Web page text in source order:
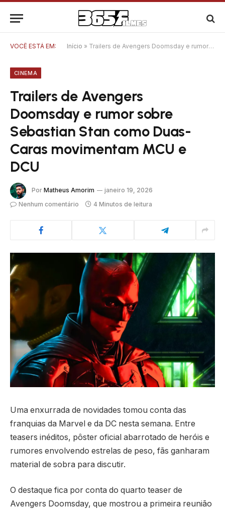
VOCÊ ESTÁ EM: Início » Trailers de Avengers Doomsday e rumor sobre Sebastian Stan como Duas-Caras movimentam MCU e DCU
CINEMA
Trailers de Avengers
Doomsday e rumor sobre
Sebastian Stan como Duas-
Caras movimentam MCU e
DCU
Por Matheus Amorim
janeiro 19, 2026
Nenhum comentário
4 Minutos de leitura
Uma enxurrada de novidades tomou conta das
franquias da Marvel e da DC nesta semana. Entre
teasers inéditos, pôster oficial abarrotado de heróis e
rumores envolvendo estrelas de peso, fãs ganharam
material de sobra para discutir.
O destaque fica por conta do quarto teaser de
Avengers Doomsday, que mostrou a primeira reunião